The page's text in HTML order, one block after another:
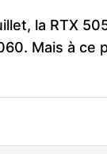
la RTX
Mais à ce